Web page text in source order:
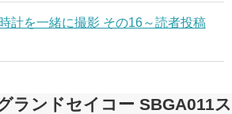
計を一緒に撮影 その16～読者投稿
ランドセイコー SBGA011ス